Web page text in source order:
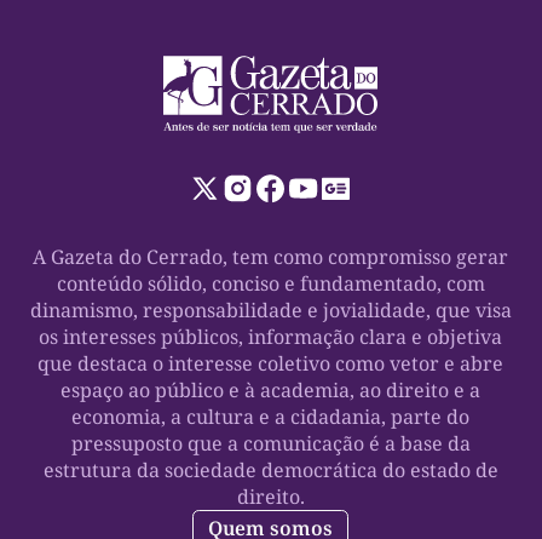
A Gazeta do Cerrado, tem como compromisso gerar
conteúdo sólido, conciso e fundamentado, com
dinamismo, responsabilidade e jovialidade, que visa
os interesses públicos, informação clara e objetiva
que destaca o interesse coletivo como vetor e abre
espaço ao público e à academia, ao direito e a
economia, a cultura e a cidadania, parte do
pressuposto que a comunicação é a base da
estrutura da sociedade democrática do estado de
direito.
Quem somos